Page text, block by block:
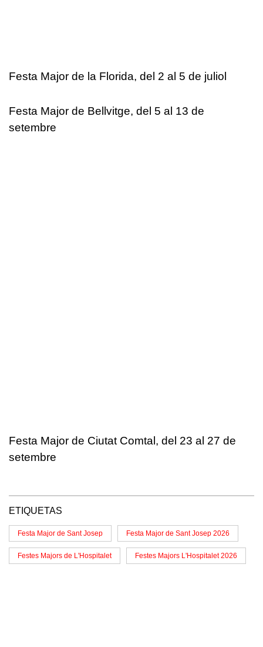
Festa Major de la Florida, del 2 al 5 de juliol
Festa Major de Bellvitge, del 5 al 13 de
setembre
Festa Major de Ciutat Comtal, del 23 al 27 de
setembre
ETIQUETAS
Festa Major de Sant Josep Festa Major de Sant Josep 2026
Festes Majors de L'Hospitalet Festes Majors L'Hospitalet 2026